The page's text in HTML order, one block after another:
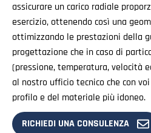
assicurare un carico radiale
esercizio, ottenendo così una
ottimizzando le prestazioni della
progettazione che in caso di
(pressione, temperatura, velocità
al nostro ufficio tecnico che con
profilo e del materiale più idoneo.
RICHIEDI UNA CONSULENZA